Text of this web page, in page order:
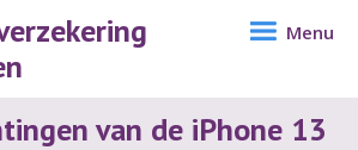
Menu
van de iPhone 13